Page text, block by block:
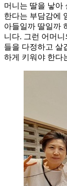
머니는 딸을 낳아
한다는 부담감에
아들일까 딸일까
니다. 그런 어머
들을 다정하고 살
하게 키워야 한다